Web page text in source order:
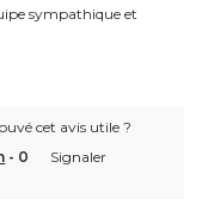
sympathique et
cet avis utile ?
- 0 Signaler